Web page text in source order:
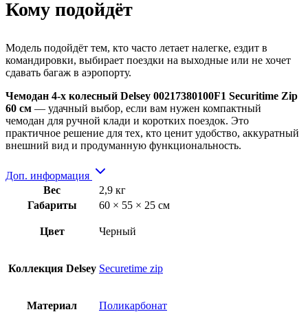
Кому подойдёт
Модель подойдёт тем, кто часто летает налегке, ездит в
командировки, выбирает поездки на выходные или не хочет
сдавать багаж в аэропорту.
Чемодан 4-х колесный Delsey 00217380100F1 Securitime Zip
60 см — удачный выбор, если вам нужен компактный
чемодан для ручной клади и коротких поездок. Это
практичное решение для тех, кто ценит удобство, аккуратный
внешний вид и продуманную функциональность.
Доп. информация
Вес
2,9 кг
Габариты
60 × 55 × 25 см
Цвет Черный
Коллекция Delsey Securetime zip
Материал Поликарбонат